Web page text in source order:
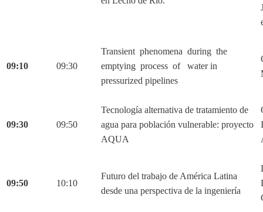
09:10 09:30
Transient phenomena during the
emptying process of water in
pressurized pipelines
09:30 09:50
Tecnología alternativa de tratamiento de
agua para población vulnerable: proyecto
AQUA
09:50 10:10
Futuro del trabajo de América Latina
desde una perspectiva de la ingeniería